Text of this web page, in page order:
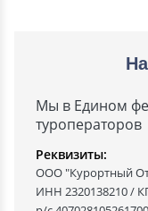
Мы в Едином
туроператоров
Реквизиты:
ООО "Курортный
ИНН 2320138210 /